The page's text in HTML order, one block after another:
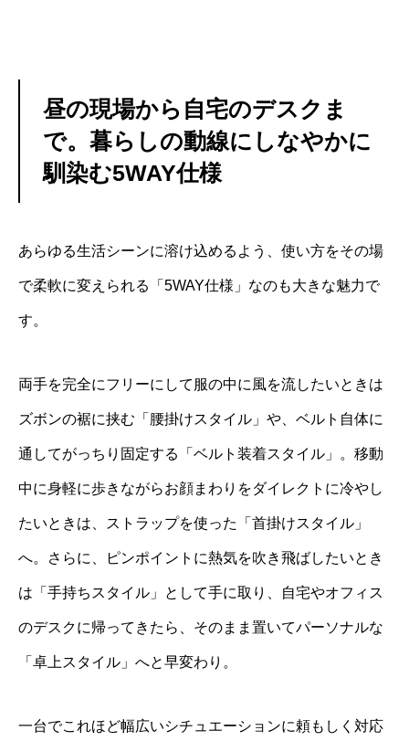
昼の現場から自宅のデスクま
で。暮らしの動線にしなやかに
馴染む5WAY仕様
あらゆる生活シーンに溶け込めるよう、使い方をその場
で柔軟に変えられる「5WAY仕様」なのも大きな魅力で
す。
両手を完全にフリーにして服の中に風を流したいときは
ズボンの裾に挟む「腰掛けスタイル」や、ベルト自体に
通してがっちり固定する「ベルト装着スタイル」。移動
中に身軽に歩きながらお顔まわりをダイレクトに冷やし
たいときは、ストラップを使った「首掛けスタイル」
へ。さらに、ピンポイントに熱気を吹き飛ばしたいとき
は「手持ちスタイル」として手に取り、自宅やオフィス
のデスクに帰ってきたら、そのまま置いてパーソナルな
「卓上スタイル」へと早変わり。
一台でこれほど幅広いシチュエーションに頼もしく対応